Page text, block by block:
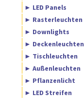
► LED Panels
► Rasterleuchten
► Downlights
► Deckenleuchten
► Tischleuchten
► Außenleuchten
► Pflanzenlicht
► LED Streifen